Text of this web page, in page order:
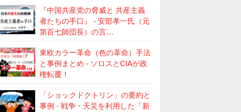
『中国共産党の脅威と 共産主義
者たちの手口』 - 安部孝一氏（元
第百七師団長）の言…
東欧カラー革命（色の革命）手法
と事例まとめ - ソロスとCIAが政
権転覆！
「ショックドクトリン」の要約と
事例 - 戦争・天災を利用した「新